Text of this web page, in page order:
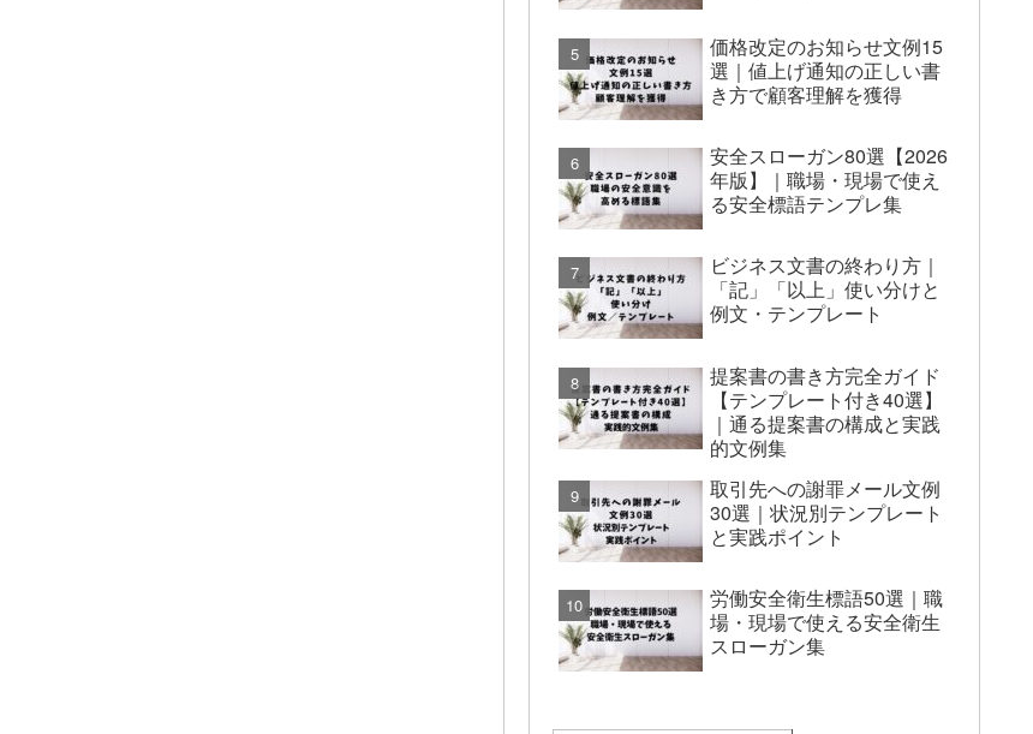
価格改定のお知らせ文例15
選｜値上げ通知の正しい書
き方で顧客理解を獲得
安全スローガン80選【2026
年版】｜職場・現場で使え
る安全標語テンプレ集
ビジネス文書の終わり方｜
「記」「以上」使い分けと
例文・テンプレート
提案書の書き方完全ガイド
【テンプレート付き40選】
｜通る提案書の構成と実践
的文例集
取引先への謝罪メール文例
30選｜状況別テンプレート
と実践ポイント
労働安全衛生標語50選｜職
場・現場で使える安全衛生
スローガン集